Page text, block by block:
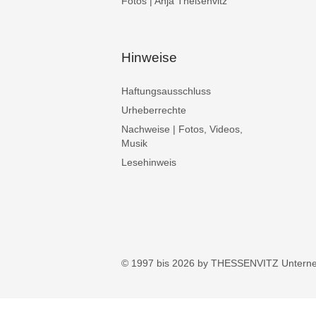
Hinweise
Haftungsausschluss
Urheberrechte
Nachweise | Fotos, Videos,
Musik
Lesehinweis
© 1997 bis 2026 by THESSENVITZ